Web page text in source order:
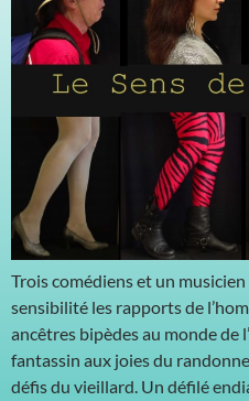
Trois comédiens et un
sensibilité les rapports de
ancêtres bipèdes au monde de
fantassin aux joies du
défis du vieillard. Un défilé